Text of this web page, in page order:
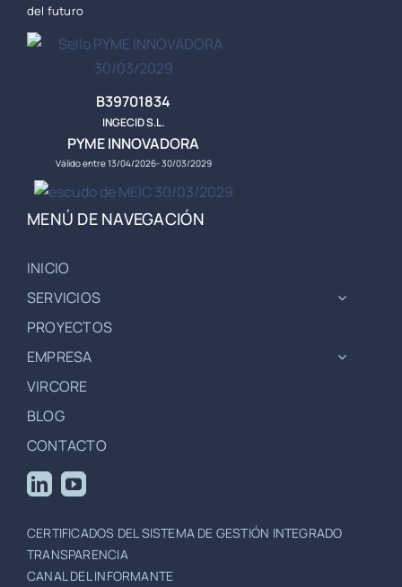
del futuro
B39701834
INGECID S.L.
PYME INNOVADORA
Válido entre 13/04/2026- 30/03/2029
MENÚ DE NAVEGACIÓN
INICIO
SERVICIOS
PROYECTOS
EMPRESA
VIRCORE
BLOG
CONTACTO
CERTIFICADOS DEL SISTEMA DE GESTIÓN INTEGRADO
TRANSPARENCIA
CANAL DEL INFORMANTE